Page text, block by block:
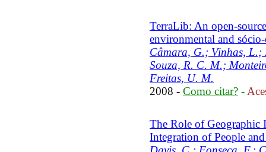
TerraLib: An open-
environmental and
Câmara, G.; Vinhas,
Souza, R. C. M.;
Freitas, U. M.
2008 - Como citar? -
The Role of Geographic
Integration of People